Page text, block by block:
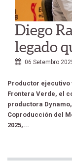
Diego
legado
06 Setembro
Productor ejecutivo
Frontera Verde, el
productora
Coproducción del
2025,...